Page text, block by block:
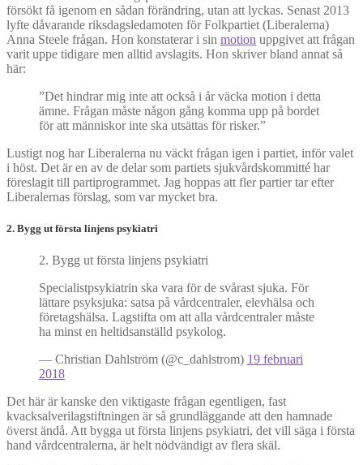
försökt få igenom en sådan förändring, utan att lyckas. Senast 2013
lyfte dåvarande riksdagsledamoten för Folkpartiet (Liberalerna)
Anna Steele frågan. Hon konstaterar i sin motion uppgivet att frågan
varit uppe tidigare men alltid avslagits. Hon skriver bland annat så
här:
”Det hindrar mig inte att också i år väcka motion i detta
ämne. Frågan måste någon gång komma upp på bordet
för att människor inte ska utsättas för risker.”
Lustigt nog har Liberalerna nu väckt frågan igen i partiet, inför valet
i höst. Det är en av de delar som partiets sjukvårdskommitté har
föreslagit till partiprogrammet. Jag hoppas att fler partier tar efter
Liberalernas förslag, som var mycket bra.
2. Bygg ut första linjens psykiatri
2. Bygg ut första linjens psykiatri
Specialistpsykiatrin ska vara för de svårast sjuka. För
lättare psyksjuka: satsa på vårdcentraler, elevhälsa och
företagshälsa. Lagstifta om att alla vårdcentraler måste
ha minst en heltidsanställd psykolog.
— Christian Dahlström (@c_dahlstrom) 19 februari
2018
Det här är kanske den viktigaste frågan egentligen, fast
kvacksalverilagstiftningen är så grundläggande att den hamnade
överst ändå. Att bygga ut första linjens psykiatri, det vill säga i första
hand vårdcentralerna, är helt nödvändigt av flera skäl.